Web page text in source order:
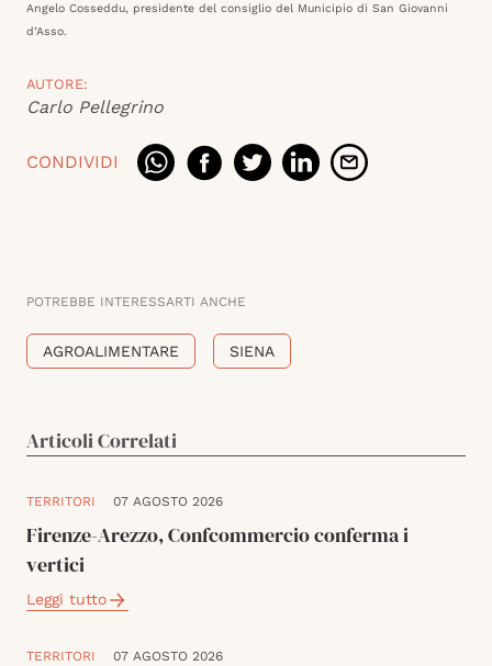
Angelo Cosseddu, presidente del consiglio del Municipio di San Giovanni
d’Asso.
AUTORE:
Carlo Pellegrino
CONDIVIDI
POTREBBE INTERESSARTI ANCHE
AGROALIMENTARE SIENA
Articoli Correlati
TERRITORI 07 AGOSTO 2026
Firenze-Arezzo, Confcommercio conferma i
vertici
Leggi tutto
TERRITORI 07 AGOSTO 2026